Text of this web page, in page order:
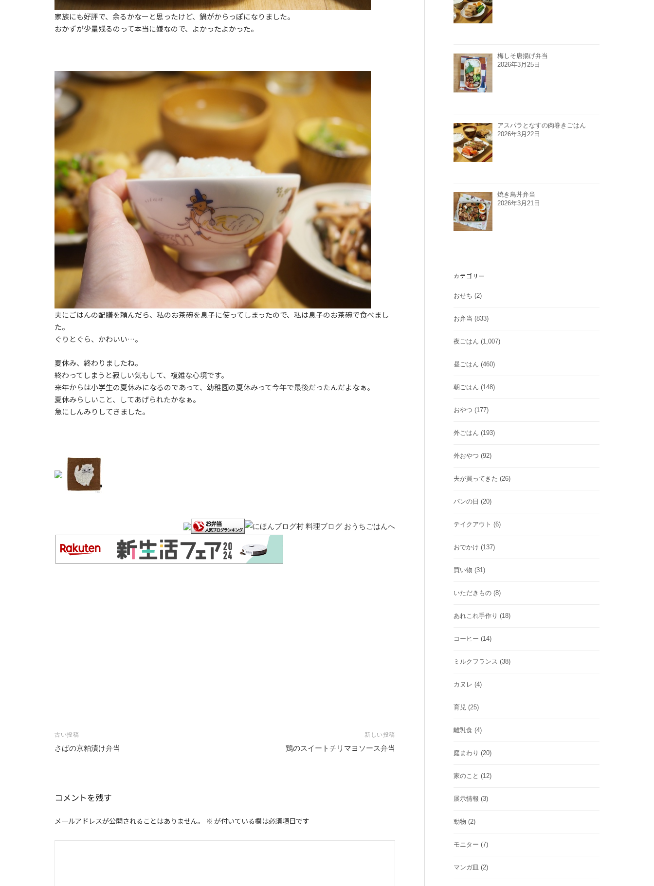
家族にも好評で、余るかなーと思ったけど、鍋がからっぽになりました。
おかずが少量残るのって本当に嫌なので、よかったよかった。
夫にごはんの配膳を頼んだら、私のお茶碗を息子に使ってしまったので、私は息子のお茶碗で食べまし
た。
ぐりとぐら、かわいい…。
夏休み、終わりましたね。
終わってしまうと寂しい気もして、複雑な心境です。
来年からは小学生の夏休みになるのであって、幼稚園の夏休みって今年で最後だったんだよなぁ。
夏休みらしいこと、してあげられたかなぁ。
急にしんみりしてきました。
投
稿
ー
シ
ョ
ン
古い投稿
さばの京粕漬け弁当
新しい投稿
鶏のスイートチリマヨソース弁当
コメントを残す
メールアドレスが公開されることはありません。 ※ が付いている欄は必須項目です
梅しそ唐揚げ弁当
2026年3月25日
アスパラとなすの肉巻きごはん
2026年3月22日
焼き鳥丼弁当
2026年3月21日
カテゴリー
おせち (2)
お弁当 (833)
夜ごはん (1,007)
昼ごはん (460)
朝ごはん (148)
おやつ (177)
外ごはん (193)
外おやつ (92)
夫が買ってきた (26)
パンの日 (20)
テイクアウト (6)
おでかけ (137)
買い物 (31)
いただきもの (8)
あれこれ手作り (18)
コーヒー (14)
ミルクフランス (38)
カヌレ (4)
育児 (25)
離乳食 (4)
庭まわり (20)
家のこと (12)
展示情報 (3)
動物 (2)
モニター (7)
マンガ皿 (2)